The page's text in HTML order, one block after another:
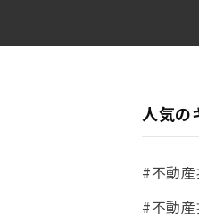
人気の
#不動産
#不動